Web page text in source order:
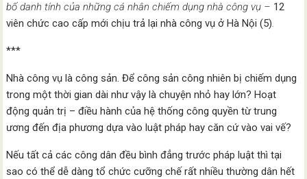
bố danh tính của những cá nhân chiếm dụng nhà công vụ – 12
viên chức cao cấp mới chịu trả lại nhà công vụ ở Hà Nội (5).
***
Nhà công vụ là công sản. Để công sản công nhiên bị chiếm dụng
trong một thời gian dài như vậy là chuyện nhỏ hay lớn? Hoạt
động quản trị – điều hành của hệ thống công quyền từ trung
ương đến địa phương dựa vào luật pháp hay căn cứ vào vai vế?
Nếu tất cả các công dân đều bình đẳng trước pháp luật thì tại
sao có thể dễ dàng tổ chức cưỡng chế rất nhiều thường dân hết